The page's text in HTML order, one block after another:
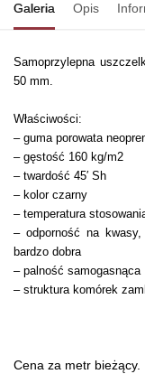
Galeria Opis
Samoprzylepna
50 mm.
Właściwości:
– guma porowata
– gęstość 160 kg/m2
– twardość 45′ Sh
– kolor czarny
– temperatura
– odporność na
bardzo dobra
– palność
– struktura komórek
Cena za metr bieżący.